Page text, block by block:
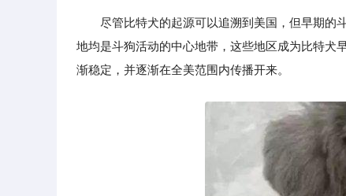
尽管比特犬的起源可以追溯到美国，但早期的
地均是斗狗活动的中心地带，这些地区成为比特犬
渐稳定，并逐渐在全美范围内传播开来。